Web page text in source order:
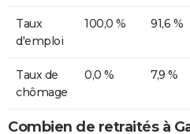
Taux
d'emploi
100,0 % 91,6 %
Taux de
chômage
0,0 % 7,9 %
Combien de retraités à